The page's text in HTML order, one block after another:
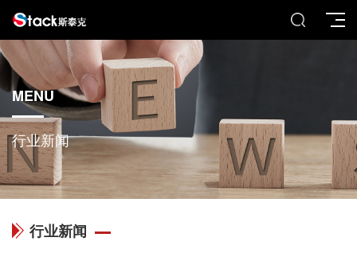
MENU
行业新闻
行业新闻